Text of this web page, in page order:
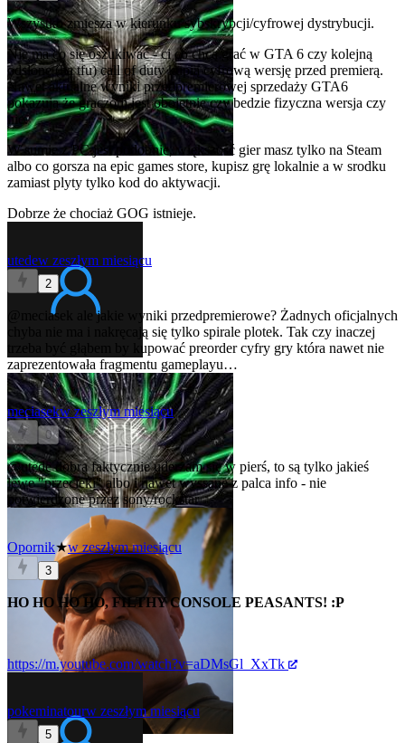
Wszystko zmiesza w kierunku sybskrybcji/cyfrowej dystrybucji.
Nie ma co się oszukiwać - ci co chcą grać w GTA 6 czy kolejną
odsłonę (ha tfu) call of duty kupią cyfrową wersję przed premierą.
Nawet aktualne wyniki przedpremierowej sprzedaży GTA6
pokazują że graczom jest obojetnie czy bedzie fizyczna wersja czy
nie.
W sumie z PC jest podobnie, większość gier masz tylko na Steam
albo co gorsza na epic games store, kupisz grę lokalnie a w srodku
zamiast plyty tylko kod do aktywacji.
Dobrze że chociaż GOG istnieje.
utedew zeszłym miesiącu
2
@meciasek
ale jakie wyniki przedpremierowe? Żadnych oficjalnych
chyba nie ma i nakręcają się tylko spirale plotek. Tak czy inaczej
trzeba być głąbem by kupować preorder cyfry gry która nawet nie
zaprezentowała fragmentu gameplayu…
meciasekw zeszłym miesiącu
0
@utededobra faktycznie uderzam się w pierś, to są tylko jakieś
lewe "przecieki" albo i nawet wyssane z palca info - nie
potwierdzone przez sony/rockstar
Opornik★w zeszłym miesiącu
3
HO HO HO HO, FILTHY CONSOLE PEASANTS! :P
https://m.youtube.com/watch?v=aDMsGl_XxTk
pokeminatourw zeszłym miesiącu
5